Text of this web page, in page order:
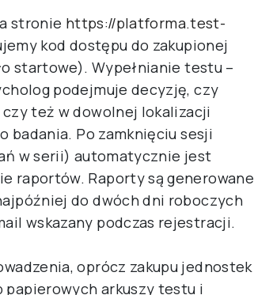
stronie https://platforma.test-
kod dostępu do zakupionej
startowe). Wypełnianie testu –
podejmuje decyzję, czy
też w dowolnej lokalizacji
badania. Po zamknięciu sesji
w serii) automatycznie jest
raportów. Raporty są generowane
do dwóch dni roboczych
wskazany podczas rejestracji.
oprócz zakupu jednostek
papierowych arkuszy testu i